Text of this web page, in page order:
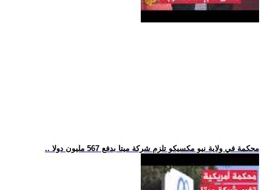
.. محكمة في ولاية نيو مكسيكو تلزم شركة ميتا بدفع 567 مليون دولا